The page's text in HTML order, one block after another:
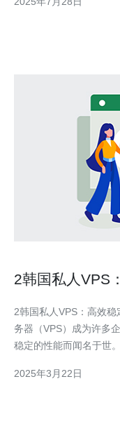
2韩国私人VPS
2韩国私人VPS：高效稳定的选择 在当今数字化
务器（VPS）成为许多
稳定的性能而闻名于世
家经验丰富且备受认可
2025年3月22日